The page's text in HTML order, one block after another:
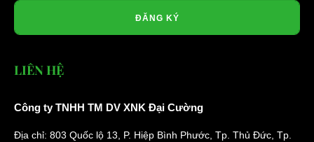
ĐĂNG KÝ
LIÊN HỆ
Công ty TNHH TM DV XNK Đại Cường
Địa chỉ: 803 Quốc lộ 13, P. Hiệp Bình Phước, Tp. Thủ Đức, Tp.